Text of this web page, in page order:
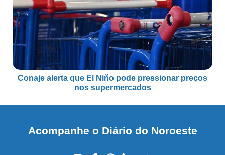
Conaje alerta que El Niño pode pressionar preços
nos supermercados
Acompanhe o Diário do Noroeste